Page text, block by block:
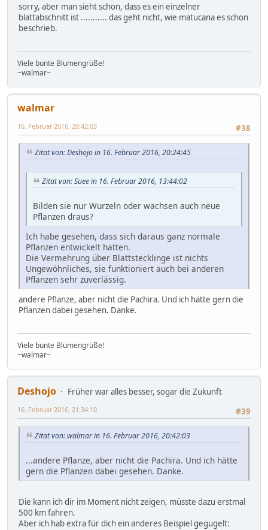
sorry, aber man sieht schon, dass es ein einzelner
blattabschnitt ist ........... das geht nicht, wie matucana es schon
beschrieb.
Viele bunte Blumengrüße!
~walmar~
walmar
#38
16. Februar 2016, 20:42:03
Zitat von: Deshojo in 16. Februar 2016, 20:24:45
Zitat von: Suee in 16. Februar 2016, 13:44:02
Bilden sie nur Wurzeln oder wachsen auch neue
Pflanzen draus?
Ich habe gesehen, dass sich daraus ganz normale
Pflanzen entwickelt hatten.
Die Vermehrung über Blattstecklinge ist nichts
Ungewöhnliches, sie funktioniert auch bei anderen
Pflanzen sehr zuverlässig.
andere Pflanze, aber nicht die Pachira. Und ich hätte gern die
Pflanzen dabei gesehen. Danke.
Viele bunte Blumengrüße!
~walmar~
Deshojo
Früher war alles besser, sogar die Zukunft
#39
16. Februar 2016, 21:34:10
Zitat von: walmar in 16. Februar 2016, 20:42:03
...andere Pflanze, aber nicht die Pachira. Und ich hätte
gern die Pflanzen dabei gesehen. Danke.
Die kann ich dir im Moment nicht zeigen, müsste dazu erstmal
500 km fahren.
Aber ich hab extra für dich ein anderes Beispiel gegugelt: